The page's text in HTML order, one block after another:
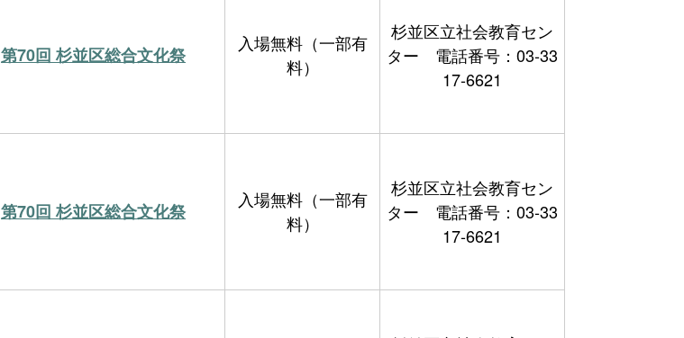
第70回 杉並区総合文化祭
入場無料（一部有
料）
杉並区立社会教育セン
ター 電話番号：03-33
17-6621
第70回 杉並区総合文化祭
入場無料（一部有
料）
杉並区立社会教育セン
ター 電話番号：03-33
17-6621